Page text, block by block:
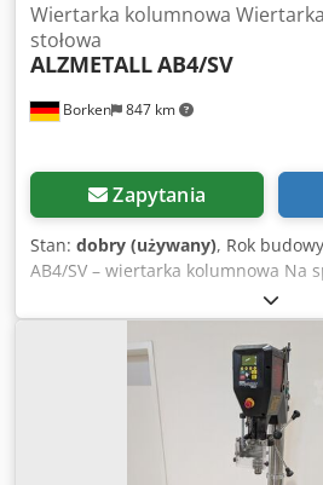
Borken 847 km
Wiertarka kolumnowa Wiertarka
stołowa
ALZMETALLAB4/SV
Zapytania
Stan: dobry (używany), Rok
AB4/SV – wiertarka kolumnowa Na
wiertarka kolumnowa ALZMETALL,
wyprodukowana w 1995 roku.
Maszyna przeznaczona jest do
wiertniczych w warsztatach,
obróbce metali, podczas prac
przemyśle maszynowym. Dzięki
się również do regularnego użytku
produktu: Producent: ALZMETALL